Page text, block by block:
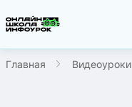
Главная Видеоуроки